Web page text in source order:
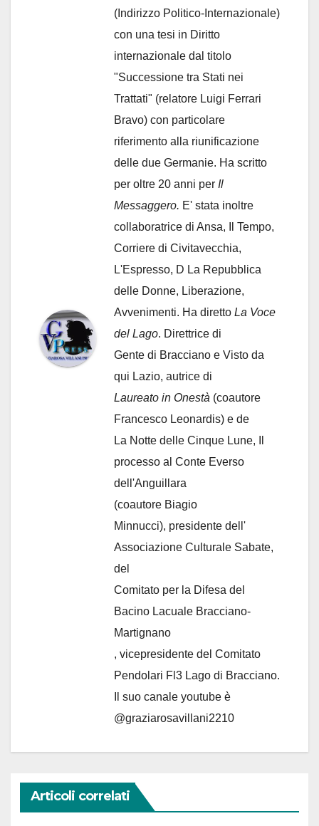
(Indirizzo Politico-Internazionale)
con una tesi in Diritto
internazionale dal titolo
"Successione tra Stati nei
Trattati" (relatore Luigi Ferrari
Bravo) con particolare
riferimento alla riunificazione
delle due Germanie. Ha scritto
per oltre 20 anni per Il
Messaggero. E' stata inoltre
collaboratrice di Ansa, Il Tempo,
Corriere di Civitavecchia,
L'Espresso, D La Repubblica
delle Donne, Liberazione,
Avvenimenti. Ha diretto La Voce
del Lago. Direttrice di
Gente di Bracciano e Visto da
qui Lazio, autrice di
Laureato in Onestà (coautore
Francesco Leonardis) e de
La Notte delle Cinque Lune, Il
processo al Conte Everso
dell'Anguillara
(coautore Biagio
Minnucci), presidente dell'
Associazione Culturale Sabate,
del
Comitato per la Difesa del
Bacino Lacuale Bracciano-
Martignano
, vicepresidente del Comitato
Pendolari Fl3 Lago di Bracciano.
Il suo canale youtube è
@graziarosavillani2210
Articoli correlati